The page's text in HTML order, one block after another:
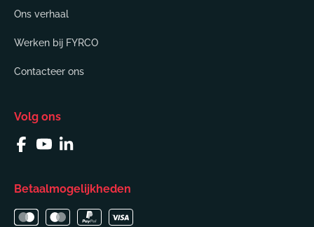
Ons verhaal
Werken bij FYRCO
Contacteer ons
Volg ons
Facebook
YouTubeLinkedin
Betaalmogelijkheden